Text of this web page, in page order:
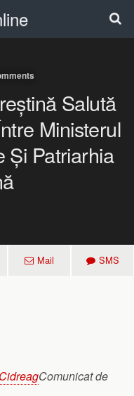
Salută
Ministerul
Și Patriarhia
Mail SMS
Comunicat de